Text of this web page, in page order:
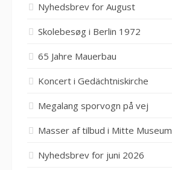
Nyhedsbrev for August
Skolebesøg i Berlin 1972
65 Jahre Mauerbau
Koncert i Gedächtniskirche
Megalang sporvogn på vej
Masser af tilbud i Mitte Museum
Nyhedsbrev for juni 2026